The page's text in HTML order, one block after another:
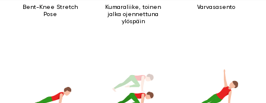
Bent-Knee Stretch
Pose
Kumaraliike, toinen
jalka ojennettuna
ylöspäin
Varvasasento